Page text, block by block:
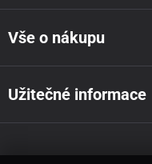
Vše o nákupu
Užitečné informace